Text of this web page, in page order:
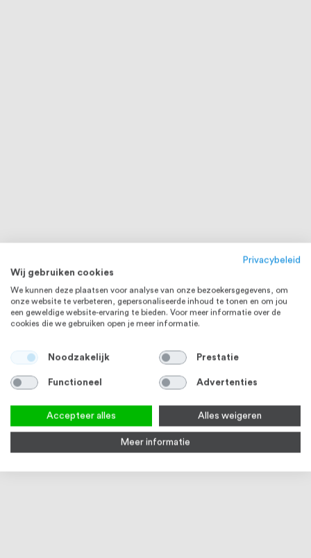
RVS 304
Privacybeleid
Wij gebruiken cookies
We kunnen deze plaatsen voor analyse van onze bezoekersgegevens, om
onze website te verbeteren, gepersonaliseerde inhoud te tonen en om jou
een geweldige website-ervaring te bieden. Voor meer informatie over de
cookies die we gebruiken open je meer informatie.
Noodzakelijk Prestatie
Functioneel Advertenties
Accepteer alles Alles weigeren
Meer informatie